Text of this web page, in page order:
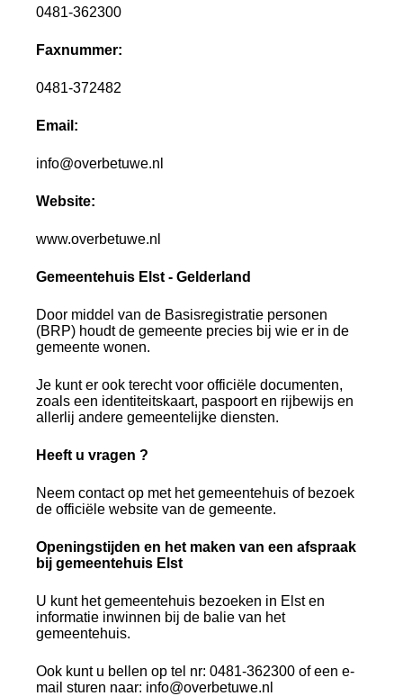
0481-362300
Faxnummer:
0481-372482
Email:
info@overbetuwe.nl
Website:
www.overbetuwe.nl
Gemeentehuis Elst - Gelderland
Door middel van de Basisregistratie personen
(BRP) houdt de gemeente precies bij wie er in de
gemeente wonen.
Je kunt er ook terecht voor officiële documenten,
zoals een identiteitskaart, paspoort en rijbewijs en
allerlij andere gemeentelijke diensten.
Heeft u vragen ?
Neem contact op met het gemeentehuis of bezoek
de officiële website van de gemeente.
Openingstijden en het maken van een afspraak
bij gemeentehuis Elst
U kunt het gemeentehuis bezoeken in Elst en
informatie inwinnen bij de balie van het
gemeentehuis.
Ook kunt u bellen op tel nr: 0481-362300 of een e-
mail sturen naar: info@overbetuwe.nl